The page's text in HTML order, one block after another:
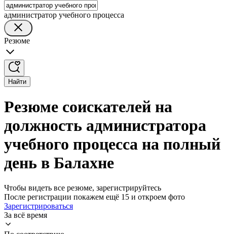
администратор учебного процесса
Резюме
Найти
Резюме соискателей на
должность администратора
учебного процесса на полный
день в Балахне
Чтобы видеть все резюме, зарегистрируйтесь
После регистрации покажем ещё 15 и откроем фото
Зарегистрироваться
За всё время